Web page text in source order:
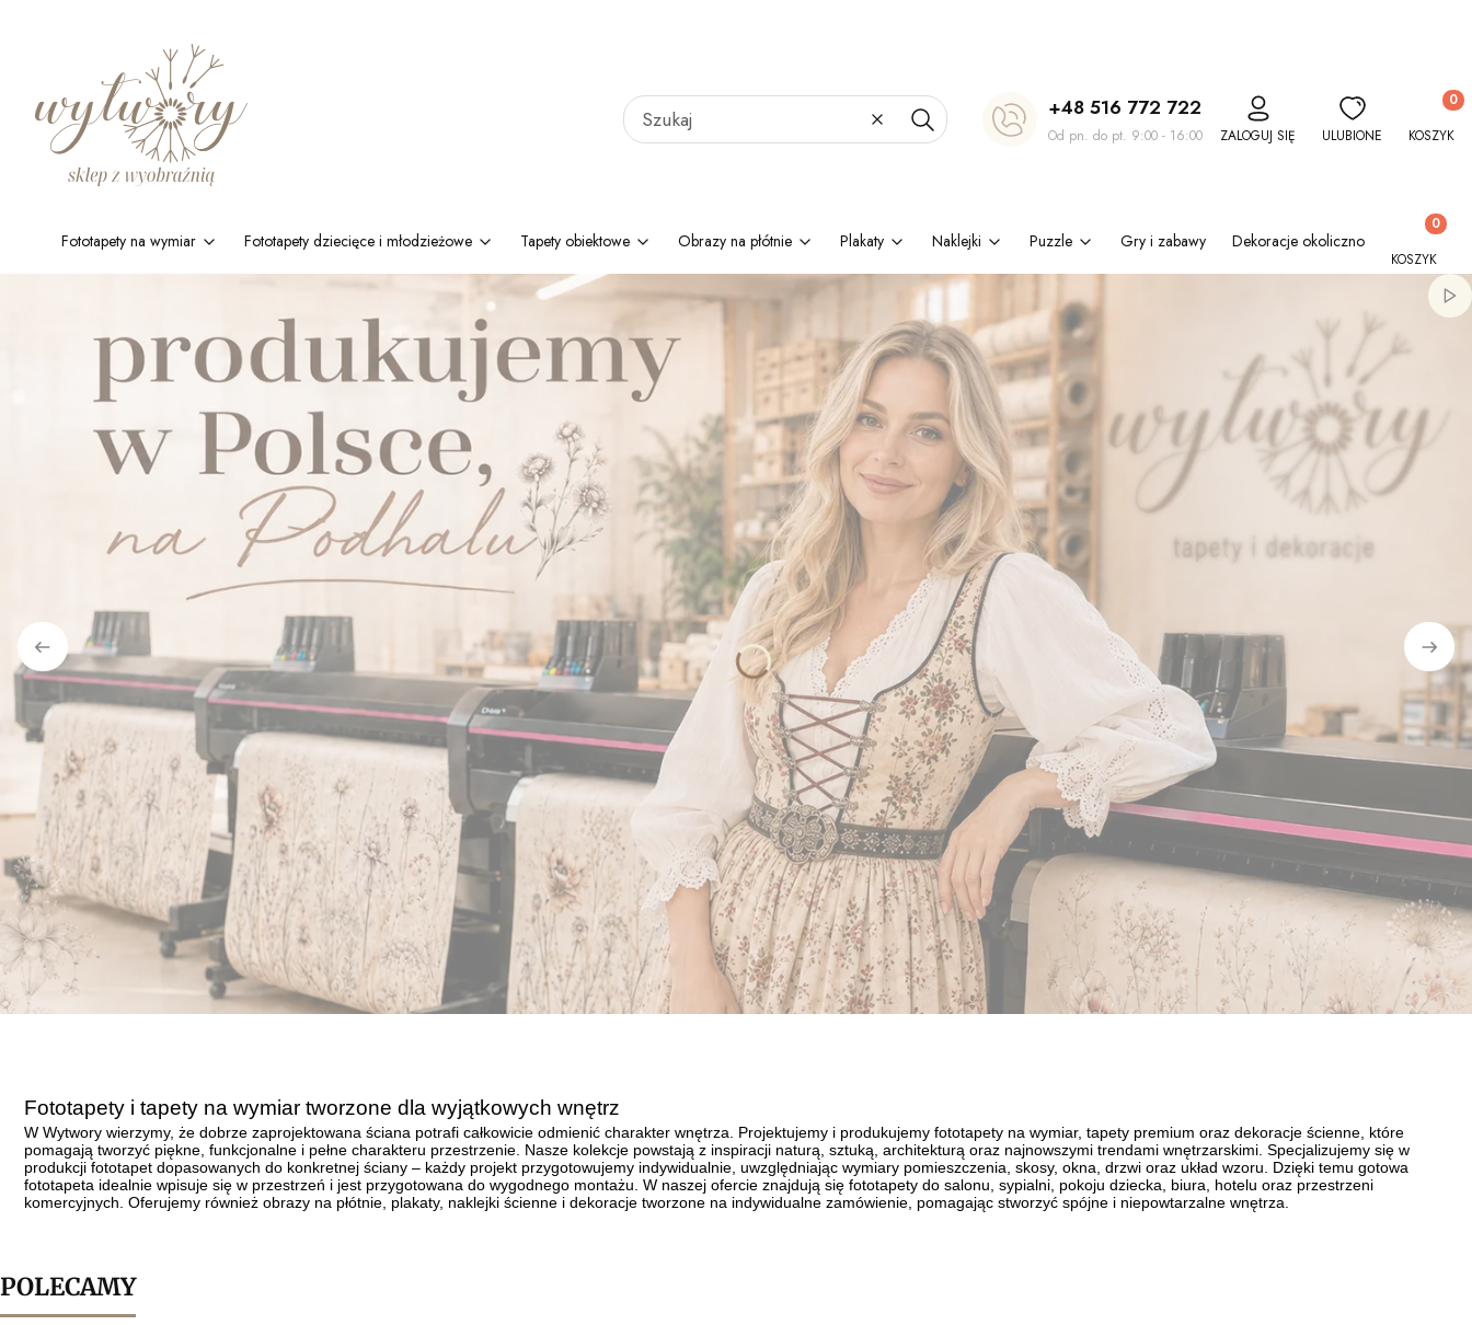
WyczyśćSzukaj
+48 516 772 722
Od pn. do pt. 9:00 - 16:00 ZALOGUJ SIĘ ULUBIONE KOSZYK
Fototapety na wymiar Fototapety dziecięce i młodzieżowe Tapety obiektowe Obrazy na płótnie Plakaty Naklejki Puzzle Gry i zabawy Dekoracje okolicznościowe
Produkty
KOSZYK
Fototapety i tapety na wymiar tworzone dla wyjątkowych wnętrz
W Wytwory wierzymy, że dobrze zaprojektowana ściana potrafi całkowicie odmienić charakter wnętrza. Projektujemy i produkujemy fototapety na wymiar, tapety premium oraz dekoracje ścienne, które
pomagają tworzyć piękne, funkcjonalne i pełne charakteru przestrzenie. Nasze kolekcje powstają z inspiracji naturą, sztuką, architekturą oraz najnowszymi trendami wnętrzarskimi. Specjalizujemy się w
produkcji fototapet dopasowanych do konkretnej ściany – każdy projekt przygotowujemy indywidualnie, uwzględniając wymiary pomieszczenia, skosy, okna, drzwi oraz układ wzoru. Dzięki temu gotowa
fototapeta idealnie wpisuje się w przestrzeń i jest przygotowana do wygodnego montażu. W naszej ofercie znajdują się fototapety do salonu, sypialni, pokoju dziecka, biura, hotelu oraz przestrzeni
komercyjnych. Oferujemy również obrazy na płótnie, plakaty, naklejki ścienne i dekoracje tworzone na indywidualne zamówienie, pomagając stworzyć spójne i niepowtarzalne wnętrza.
POLECAMY